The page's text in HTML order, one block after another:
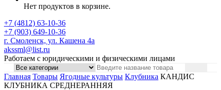
Нет продуктов в корзине.
+7 (4812) 63-10-36
+7 (903) 649-10-36
г. Смоленск, ул. Кашена 4а
akssml@list.ru
Работаем с юридическими и физическими лицами
Главная Товары Ягодные культуры Клубника КАНДИС
КЛУБНИКА СРЕДНЕРАННЯЯ